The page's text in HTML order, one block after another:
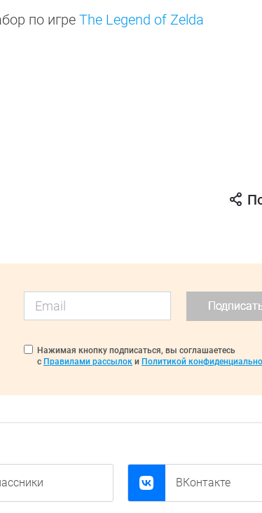
по игре The Legend of Zelda
Нажимая кнопку подписаться, вы соглашаетесь
с Правилами рассылок и Политикой
ВКонтакте